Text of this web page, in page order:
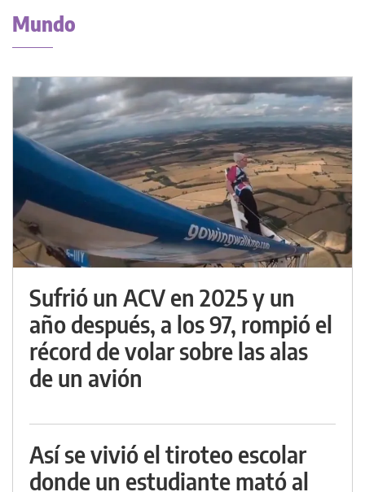
Mundo
Sufrió un ACV en 2025 y un
año después, a los 97, rompió el
récord de volar sobre las alas
de un avión
Así se vivió el tiroteo escolar
donde un estudiante mató al